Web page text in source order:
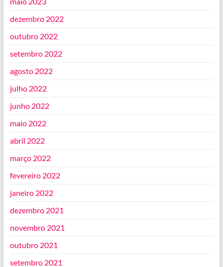
dezembro 2022
outubro 2022
setembro 2022
agosto 2022
julho 2022
junho 2022
maio 2022
abril 2022
março 2022
fevereiro 2022
janeiro 2022
dezembro 2021
novembro 2021
outubro 2021
setembro 2021